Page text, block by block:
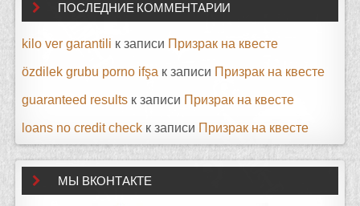
ПОСЛЕДНИЕ КОММЕНТАРИИ
kilo ver garantili к записи Призрак на квесте
özdilek grubu porno ifşa к записи Призрак на квесте
guaranteed results к записи Призрак на квесте
loans no credit check к записи Призрак на квесте
МЫ ВКОНТАКТЕ